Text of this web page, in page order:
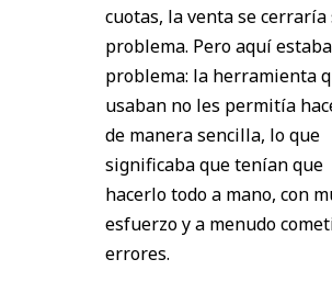
cuotas, la venta se cerraría
problema. Pero aquí
problema: la herramienta
usaban no les permitía
de manera sencilla, lo que
significaba que tenían que
hacerlo todo a mano, con
esfuerzo y a menudo
errores.